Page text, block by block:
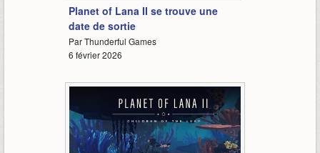
Planet of Lana II se trouve une
date de sortie
Par Thunderful Games
6 février 2026